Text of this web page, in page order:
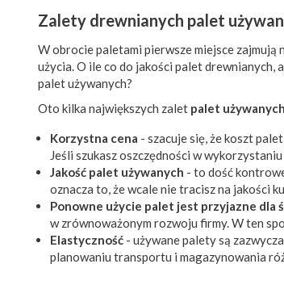
Zalety drewnianych palet
W obrocie paletami pierwsze miejsce zajmują
użycia. O ile co do jakości palet drewnianych,
palet używanych?
Oto kilka największych zalet palet używanych
Korzystna cena - szacuje się, że koszt
Jeśli szukasz oszczędności w
Jakość palet używanych - to dość
oznacza to, że wcale nie tracisz na jakości
Ponowne użycie palet jest przyjazne dla
w zrównoważonym rozwoju firmy. W ten
Elastyczność - używane palety są
planowaniu transportu i magazynowania